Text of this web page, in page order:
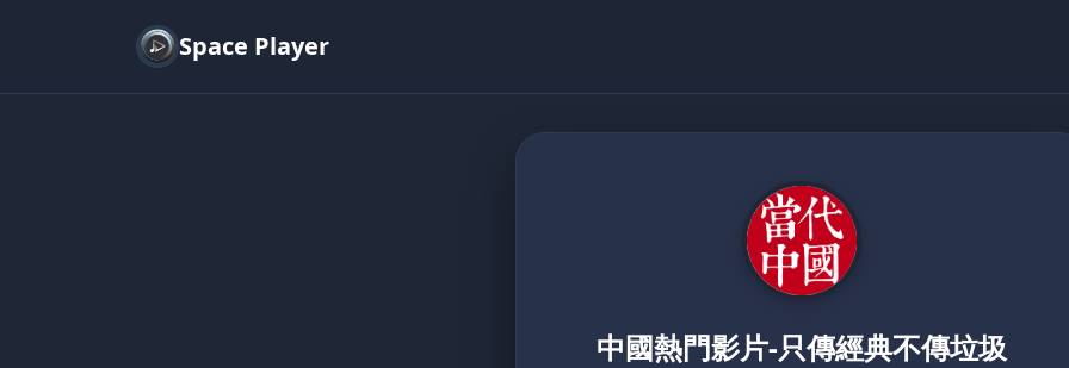
Space Player
中國熱門影片-只傳經典不傳垃圾